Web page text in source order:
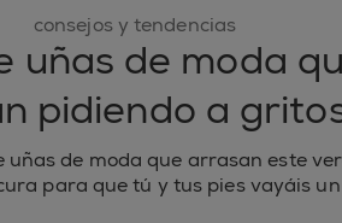
consejos y tendencias
uñas de moda
pidiendo a
uñas de moda que arrasan este
para que tú y tus pies vayáis